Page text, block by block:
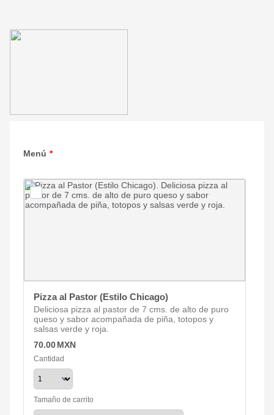
Menú *
Pizza al Pastor (Estilo Chicago)
Deliciosa pizza al pastor de 7 cms. de alto de puro
queso y sabor acompañada de piña, totopos y
salsas verde y roja.
70.00 MXN
70.00 MXN
Cantidad
Tamaño de carrito